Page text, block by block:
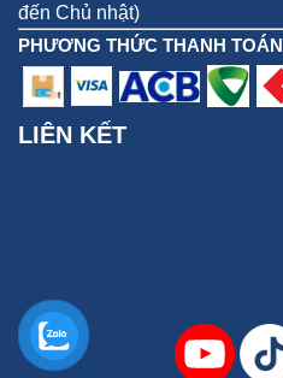
đến Chủ nhật)
PHƯƠNG THỨC THANH TOÁN
LIÊN KẾT